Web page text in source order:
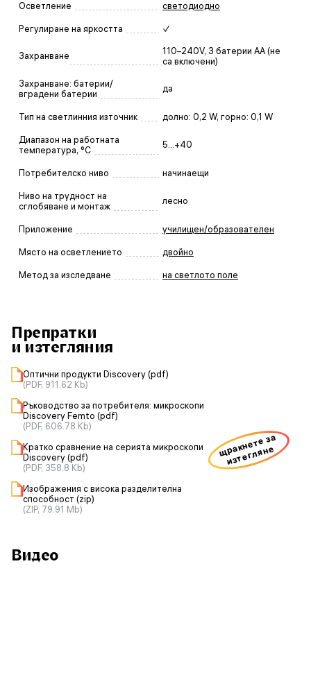
Осветление светодиодно
Регулиране на яркостта ✓
Захранване
110–240V, 3 батерии АА (не
са включени)
Захранване: батерии/
вградени батерии
да
Тип на светлинния източник долно: 0,2 W, горно: 0,1 W
Диапазон на работната
температура, °C
5...+40
Потребителско ниво начинаещи
Ниво на трудност на
сглобяване и монтаж
лесно
Приложение училищен/образователен
Място на осветлението двойно
Метод за изследване на светлото поле
Препратки
и изтегляния
Оптични продукти Discovery (pdf)
(PDF, 911.62 Kb)
Ръководство за потребителя: микроскопи
Discovery Femto (pdf)
(PDF, 606.78 Kb)
Кратко сравнение на серията микроскопи
Discovery (pdf)
(PDF, 358.8 Kb)
Изображения с висока разделителна
способност (zip)
(ZIP, 79.91 Mb)
щракнете за
изтегляне
Видео